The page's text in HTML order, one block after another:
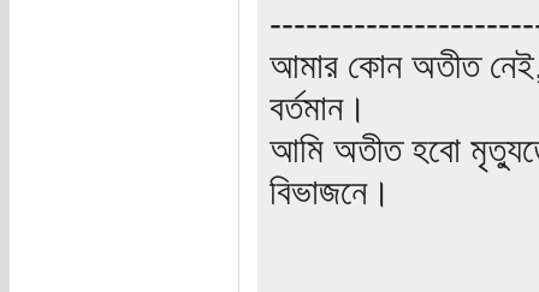
আমার কোন অতীত
বর্তমান।
আমি অতীত হবো
বিভাজনে।